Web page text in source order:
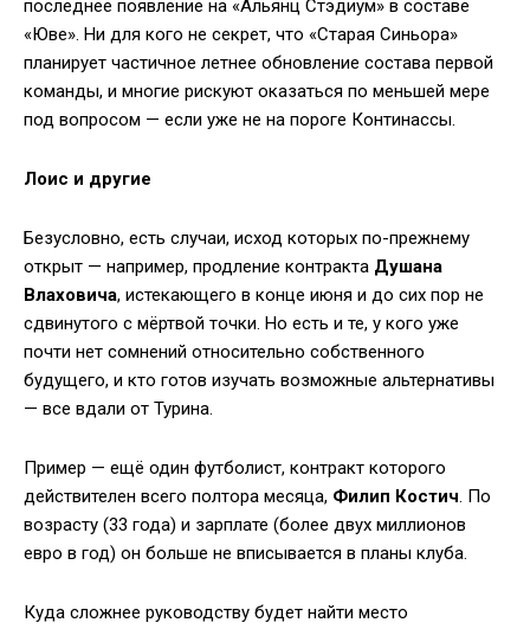
последнее появление на «Альянц Стэдиум» в составе
«Юве». Ни для кого не секрет, что «Старая Синьора»
планирует частичное летнее обновление состава первой
команды, и многие рискуют оказаться по меньшей мере
под вопросом — если уже не на пороге Континассы.
Лоис и другие
Безусловно, есть случаи, исход которых по-прежнему
открыт — например, продление контракта Душана
Влаховича, истекающего в конце июня и до сих пор не
сдвинутого с мёртвой точки. Но есть и те, у кого уже
почти нет сомнений относительно собственного
будущего, и кто готов изучать возможные альтернативы
— все вдали от Турина.
Пример — ещё один футболист, контракт которого
действителен всего полтора месяца, Филип Костич. По
возрасту (33 года) и зарплате (более двух миллионов
евро в год) он больше не вписывается в планы клуба.
Куда сложнее руководству будет найти место